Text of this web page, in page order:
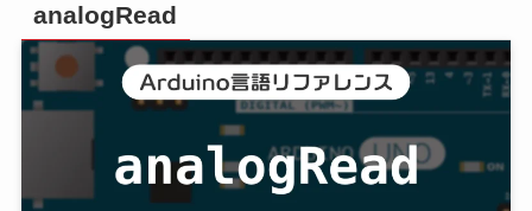
analogRead